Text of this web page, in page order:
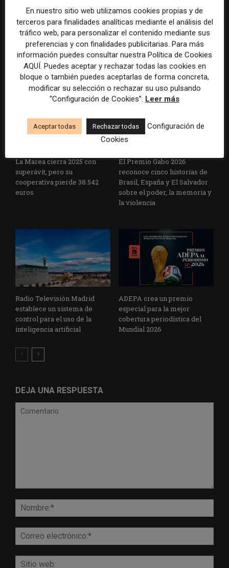
La Universidad CEU
Cardenal Herrera presenta
un informe con pautas para
informar sobre el suicidio
Paul Krugman alerta del
avance de los
multimillonarios sobre los
medios y las plataformas
La Marea cierra 2025 con
superávit, pero su
cooperativa pierde 38.542
euros
El Premio Gabo 2026
reconoce cinco historias de
Brasil, España y El Salvador
sobre el poder, la memoria y
la violencia
Radio Televisión Madrid
establece un sistema de
control para el uso de la
inteligencia artificial
ADEPA crea un premio
especial para la mejor
cobertura periodística del
Mundial 2026
DEJA UNA RESPUESTA
En nuestro sitio web utilizamos cookies propias y de
terceros para finalidades analíticas mediante el análisis del
tráfico web, para personalizar el contenido mediante sus
preferencias y con finalidades publicitarias. Para más
información puedes consultar nuestra Política de Cookies
AQUÍ. Puedes aceptar y rechazar todas las cookies en
bloque o también puedes aceptarlas de forma concreta,
modificar su selección o rechazar su uso pulsando
“Configuración de Cookies”. Leer más
Aceptar todas Rechazar todas
Configuración de
Cookies